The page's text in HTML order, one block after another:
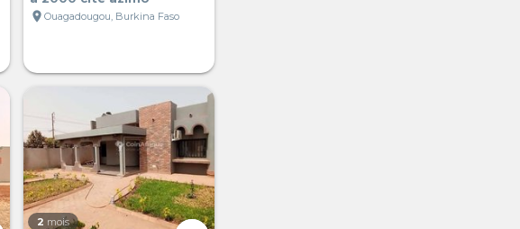
location_on Ouagadougou, Burkina Faso
2 mois